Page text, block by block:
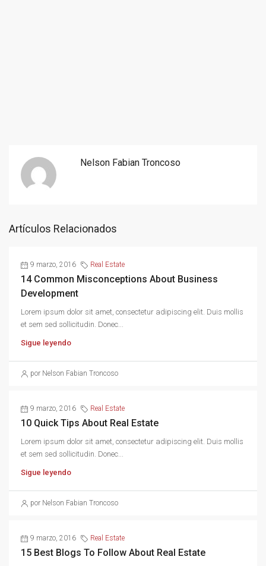
Nelson Fabian Troncoso
Artículos Relacionados
9 marzo, 2016 Real Estate
14 Common Misconceptions About Business
Development
Lorem ipsum dolor sit amet, consectetur adipiscing elit. Duis mollis
et sem sed sollicitudin. Donec...
Sigue leyendo
por Nelson Fabian Troncoso
9 marzo, 2016 Real Estate
10 Quick Tips About Real Estate
Lorem ipsum dolor sit amet, consectetur adipiscing elit. Duis mollis
et sem sed sollicitudin. Donec...
Sigue leyendo
por Nelson Fabian Troncoso
9 marzo, 2016 Real Estate
15 Best Blogs To Follow About Real Estate